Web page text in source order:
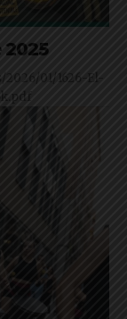
2025
01/1626-El-